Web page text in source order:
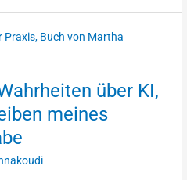
über KI,
meines